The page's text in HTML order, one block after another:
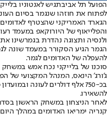
הפועל תל אביבתגיש לאנטוניו
לפתוח את חוזהו שנגמר בסיום
הגארד האמריקני שהצטרף
והפלייאוף של היורוקאפ במעמד
ולנסיה ותצוגה נהדרת בגמרשינו
הגמר הגיע הסקורר במעמד שונה
להעפלה של האדומים לגמר.
סוכנו של בלייקני נכח אמש
ג'ורג' הינאס, המנהל המקצועי של
בכ-750 אלף דולרים לעונה
להשאירו.
לאחר הניצחון במשחק הראשון
קנריה ימריאו האדומים במהלך